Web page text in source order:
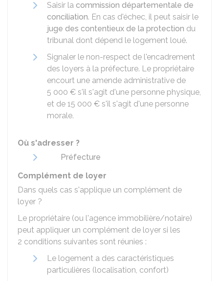
Saisir la commission départementale de
conciliation. En cas d'échec, il peut saisir le
juge des contentieux de la protection du
tribunal dont dépend le logement loué.
Signaler le non-respect de l'encadrement
des loyers à la préfecture. Le propriétaire
encourt une amende administrative de
5 000 € s'il s'agit d'une personne physique,
et de 15 000 € s'il s'agit d'une personne
morale.
Où s'adresser ?
Préfecture
Complément de loyer
Dans quels cas s'applique un complément de
loyer ?
Le propriétaire (ou l'agence immobilière/notaire)
peut appliquer un complément de loyer si les
2 conditions suivantes sont réunies :
Le logement a des caractéristiques
particulières (localisation, confort)